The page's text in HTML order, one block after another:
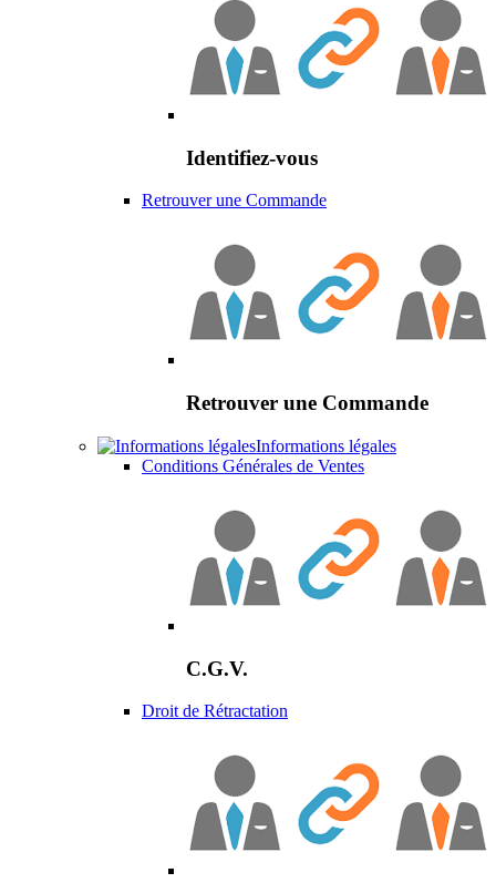
Identifiez-vous
Retrouver une Commande
Retrouver une Commande
Informations légales
Conditions Générales de Ventes
C.G.V.
Droit de Rétractation